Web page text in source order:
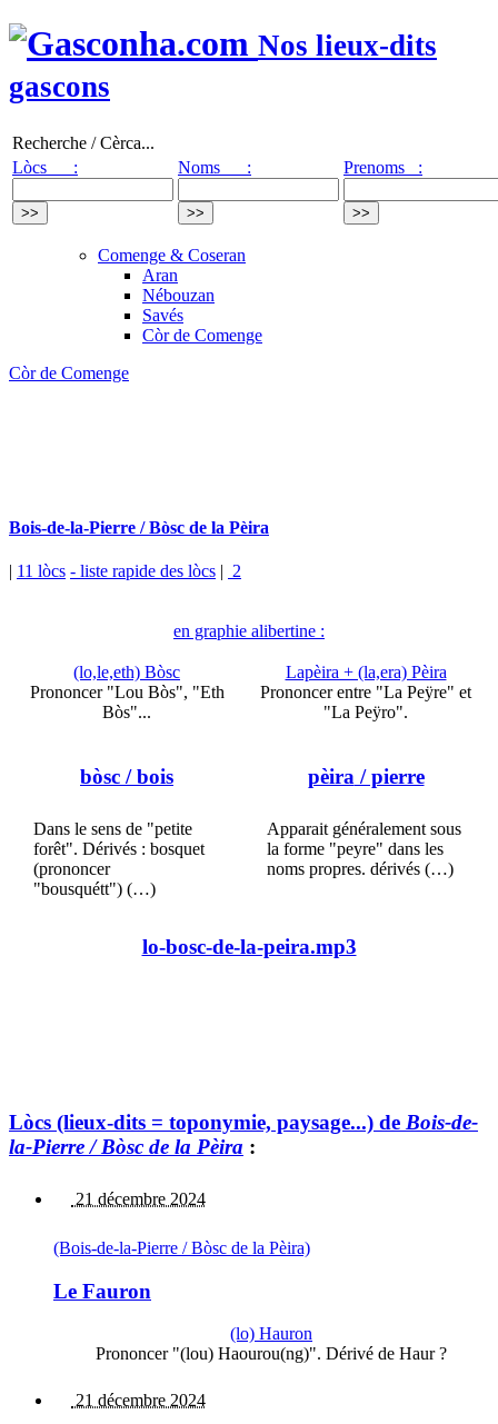
Nos lieux-dits
gascons
Recherche / Cèrca...
Lòcs :
Noms : Prenoms :
Comenge & Coseran
Aran
Nébouzan
Savés
Còr de Comenge
Còr de Comenge
Bois-de-la-Pierre / Bòsc de la Pèira
| 11 lòcs - liste rapide des lòcs | 2
en graphie alibertine :
(lo,le,eth) Bòsc
Prononcer "Lou Bòs", "Eth
Bòs"...
bòsc / bois
Dans le sens de "petite
forêt". Dérivés : bosquet
(prononcer
"bousquétt") (…)
Lapèira + (la,era) Pèira
Prononcer entre "La Peÿre" et
"La Peÿro".
pèira / pierre
Apparait généralement sous
la forme "peyre" dans les
noms propres. dérivés (…)
lo-bosc-de-la-peira.mp3
Lòcs (lieux-dits = toponymie, paysage...) de Bois-de-
la-Pierre / Bòsc de la Pèira :
21 décembre 2024
(Bois-de-la-Pierre / Bòsc de la Pèira)
Le Fauron
(lo) Hauron
Prononcer "(lou) Haourou(ng)". Dérivé de Haur ?
21 décembre 2024